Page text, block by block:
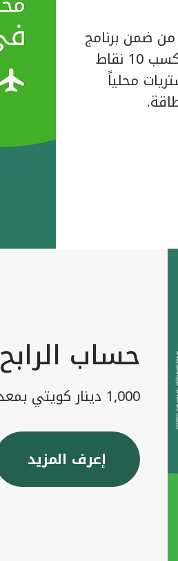
ضمن برنامج
المكافآت الخاص ببيت التمويل الكويتي حيث يتمكن العميل من كسب 10 نقاط
محلياً
حساب الرابح
1,000 دينار كويتي بمعدل 30 رابح شهريا
إعرف المزيد